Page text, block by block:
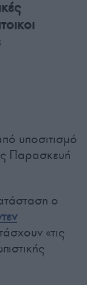
υποσιτισμό
Παρασκευή
ο
«τις